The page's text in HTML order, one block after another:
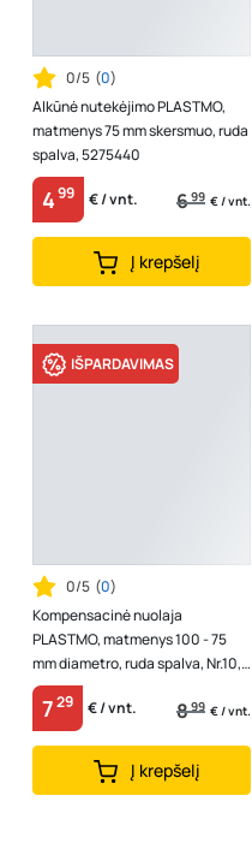
0/5 (0)
Alkūnė nutekėjimo PLASTMO,
matmenys 75 mm skersmuo, ruda
spalva, 5275440
499 € / vnt. 699 € / vnt.
Į krepšelį
IŠPARDAVIMAS
0/5 (0)
Kompensacinė nuolaja
PLASTMO, matmenys 100 - 75
mm diametro, ruda spalva, Nr.10,
5122440
729 € / vnt. 899 € / vnt.
Į krepšelį